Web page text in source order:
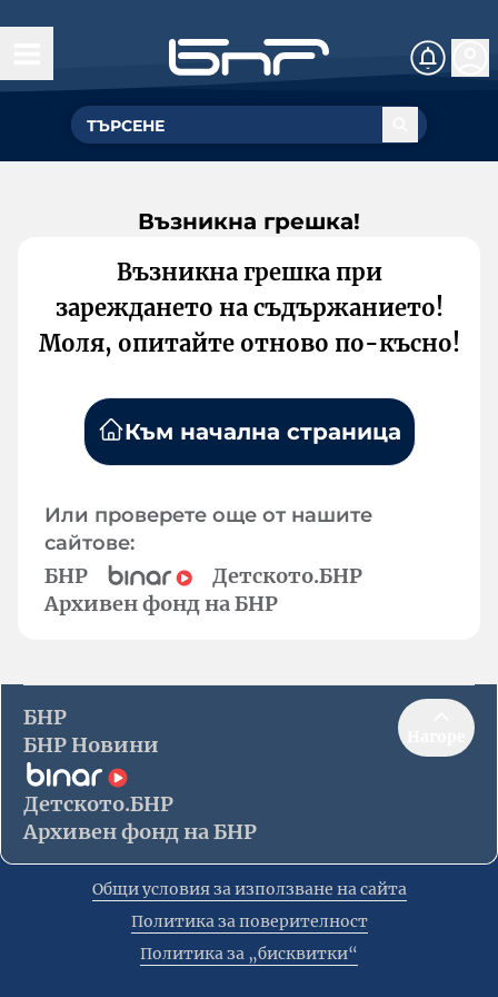
Възникна грешка!
Възникна грешка при
зареждането на съдържанието!
Моля, опитайте отново по-късно!
Към начална страница
Или проверете още от нашите
сайтове:
БНР
Детското.БНР
Архивен фонд на БНР
БНР
БНР Новини
Детското.БНР
Архивен фонд на БНР
Общи условия за използване на сайта
Политика за поверителност
Политика за „бисквитки“